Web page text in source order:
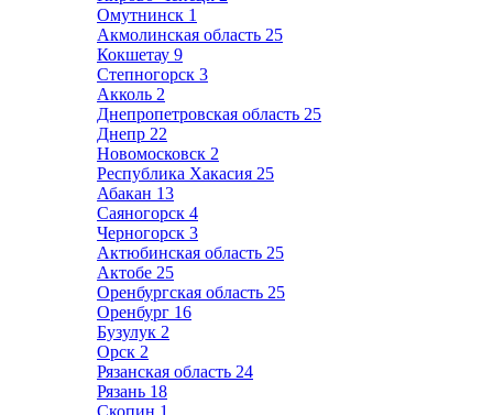
Омутнинск 1
Акмолинская область 25
Кокшетау 9
Степногорск 3
Акколь 2
Днепропетровская область 25
Днепр 22
Новомосковск 2
Республика Хакасия 25
Абакан 13
Саяногорск 4
Черногорск 3
Актюбинская область 25
Актобе 25
Оренбургская область 25
Оренбург 16
Бузулук 2
Орск 2
Рязанская область 24
Рязань 18
Скопин 1